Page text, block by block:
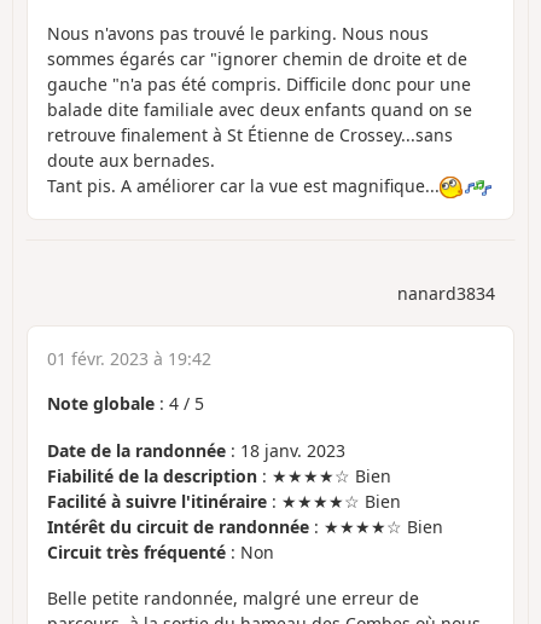
Nous n'avons pas trouvé le parking. Nous nous
sommes égarés car "ignorer chemin de droite et de
gauche "n'a pas été compris. Difficile donc pour une
balade dite familiale avec deux enfants quand on se
retrouve finalement à St Étienne de Crossey...sans
doute aux bernades.
Tant pis. A améliorer car la vue est magnifique...
nanard3834
01 févr. 2023 à 19:42
Note globale : 4 / 5
Date de la randonnée : 18 janv. 2023
Fiabilité de la description : ★★★★☆ Bien
Facilité à suivre l'itinéraire : ★★★★☆ Bien
Intérêt du circuit de randonnée : ★★★★☆ Bien
Circuit très fréquenté : Non
Belle petite randonnée, malgré une erreur de